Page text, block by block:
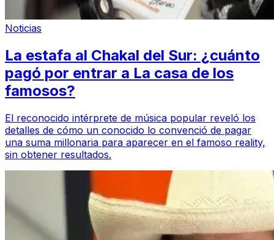
Noticias
La estafa al Chakal del Sur: ¿cuánto
pagó por entrar a La casa de los
famosos?
El reconocido intérprete de música popular reveló los
detalles de cómo un conocido lo convenció de pagar
una suma millonaria para aparecer en el famoso reality,
sin obtener resultados.